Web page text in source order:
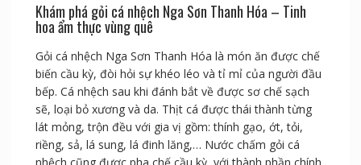
Khám phá gỏi cá nhệch Nga Sơn Thanh Hóa – Tinh
hoa ẩm thực vùng quê
Gỏi cá nhệch Nga Sơn Thanh Hóa là món ăn được chế
biến cầu kỳ, đòi hỏi sự khéo léo và tỉ mỉ của người đầu
bếp. Cá nhệch sau khi đánh bắt về được sơ chế sạch
sẽ, loại bỏ xương và da. Thịt cá được thái thành từng
lát mỏng, trộn đều với gia vị gồm: thính gạo, ớt, tỏi,
riềng, sả, lá sung, lá đinh lăng,… Nước chấm gỏi cá